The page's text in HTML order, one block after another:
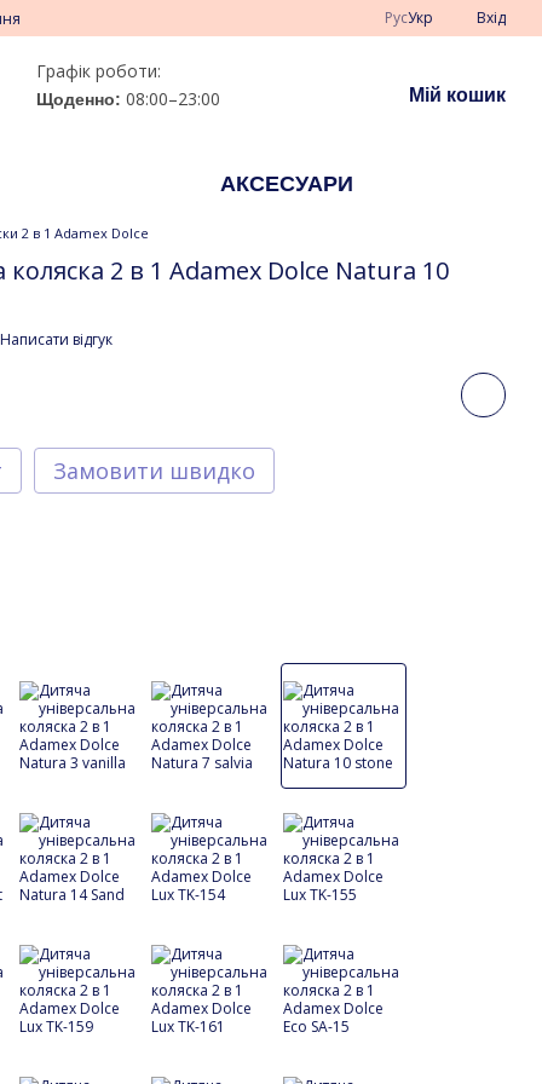
РусУкр Вхід
Графік роботи:
Щоденно: 08:00–23:00 Мій кошик
АКСЕСУАРИ
2 в 1 Adamex Dolce
коляска 2 в 1 Adamex Dolce Natura 10
Написати відгук
Замовити швидко